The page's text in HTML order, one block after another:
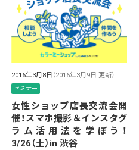
2016年3月8日 （2016年3月9日 更新）
セミナー
女性ショップ店長交流会開
催！スマホ撮影＆インスタグ
ラム活用法を学ぼう！
3/26（土）in 渋谷